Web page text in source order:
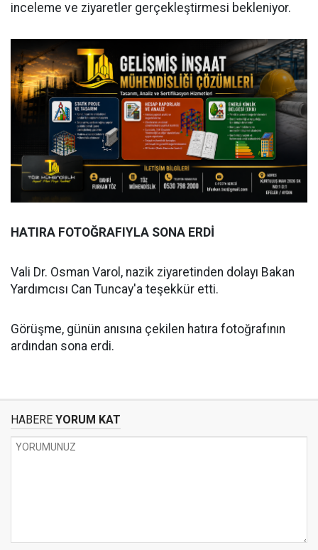
inceleme ve ziyaretler gerçekleştirmesi bekleniyor.
HATIRA FOTOĞRAFIYLA SONA ERDİ
Vali Dr. Osman Varol, nazik ziyaretinden dolayı Bakan
Yardımcısı Can Tuncay'a teşekkür etti.
Görüşme, günün anısına çekilen hatıra fotoğrafının
ardından sona erdi.
HABERE YORUM KAT